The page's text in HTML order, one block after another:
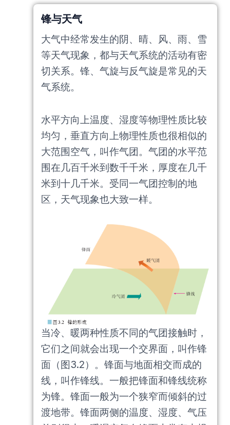
锋与天气
大气中经常发生的阴、晴、风、雨、雪
等天气现象，都与天气系统的活动有密
切关系。锋、气旋与反气旋是常见的天
气系统。
水平方向上温度、湿度等物理性质比较
均匀，垂直方向上物理性质也很相似的
大范围空气，叫作气团。气团的水平范
围在几百千米到数千千米，厚度在几千
米到十几千米。受同一气团控制的地
区，天气现象也大致一样。
当冷、暖两种性质不同的气团接触时，
它们之间就会出现一个交界面，叫作锋
面（图3.2）。锋面与地面相交而成的
线，叫作锋线。一般把锋面和锋线统称
为锋。锋面一般为一个狭窄而倾斜的过
渡地带。锋面两侧的温度、湿度、气压